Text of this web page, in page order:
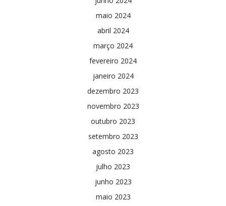
maio 2024
abril 2024
março 2024
fevereiro 2024
janeiro 2024
dezembro 2023
novembro 2023
outubro 2023
setembro 2023
agosto 2023
julho 2023
junho 2023
maio 2023